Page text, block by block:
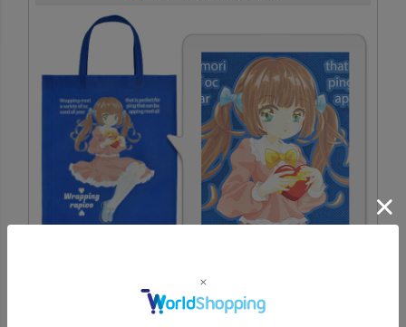
ラー表現が可能。写真やイラストも鮮やかに再現でき、イ
ベント配布にも最適